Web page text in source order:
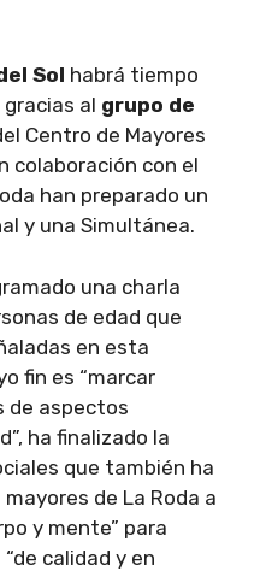
Sol habrá tiempo
al grupo de
Centro de Mayores
colaboración con el
han preparado un
y una Simultánea.
una charla
de edad que
en esta
fin es “marcar
de aspectos
ha finalizado la
que también ha
de La Roda a
y mente” para
calidad y en